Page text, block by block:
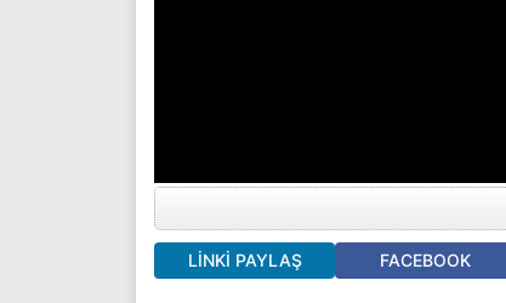
LINKI PAYLAŞ FACEBOOK